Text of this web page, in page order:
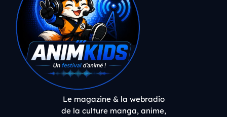
Le magazine & la webradio
de la culture manga, anime,